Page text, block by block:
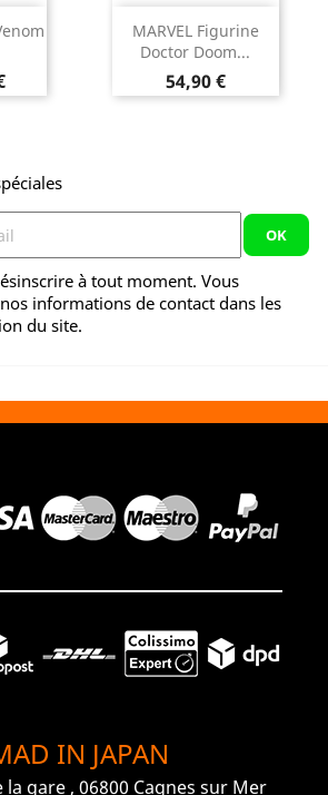
MARVEL Figurine
Doctor Doom...
Prix
54,90 €
à tout moment. Vous
informations de contact dans les
du site.
IN JAPAN
la gare , 06800 Cagnes sur Mer